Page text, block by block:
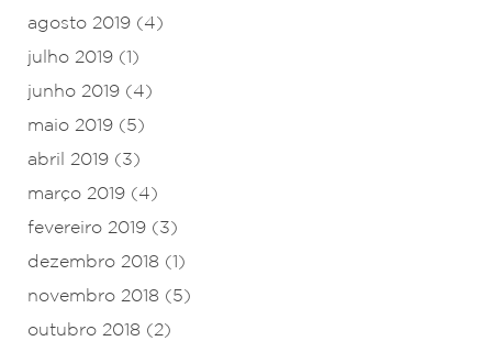
agosto 2019 (4)
julho 2019 (1)
junho 2019 (4)
maio 2019 (5)
abril 2019 (3)
março 2019 (4)
fevereiro 2019 (3)
dezembro 2018 (1)
novembro 2018 (5)
outubro 2018 (2)